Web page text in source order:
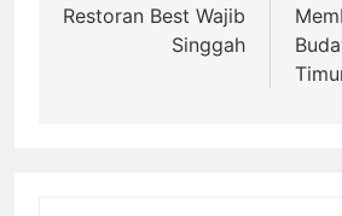
Restoran Best Wajib
Singgah